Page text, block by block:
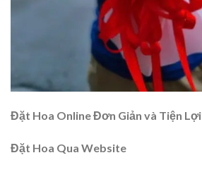
Đặt Hoa Online Đơn Giản và Tiện Lợi
Đặt Hoa Qua Website